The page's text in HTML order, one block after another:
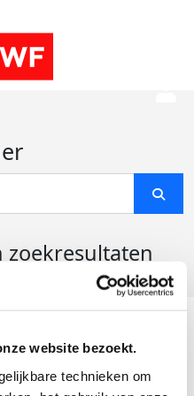
website bezoekt.
technieken om
zoekresultaten